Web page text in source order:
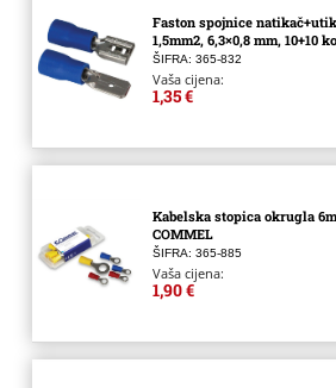
Faston spojnice
1,5mm2, 6,3×0,8 mm, 10+10
ŠIFRA: 365-832
Vaša cijena:
1,35 €
Kabelska stopica okrugla
COMMEL
ŠIFRA: 365-885
Vaša cijena:
1,90 €